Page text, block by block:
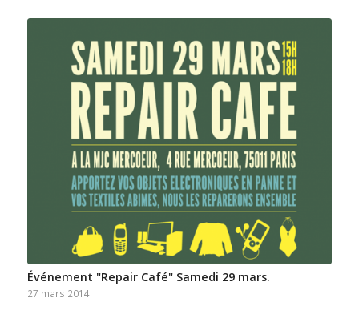
Événement "Repair Café" Samedi 29 mars.
27 mars 2014